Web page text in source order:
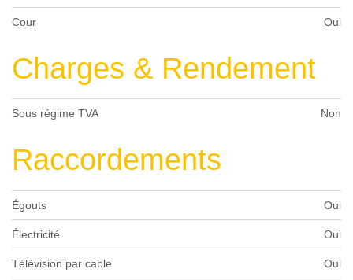
Cour Oui
Charges & Rendement
Sous régime TVA Non
Raccordements
Égouts Oui
Électricité Oui
Télévision par cable Oui